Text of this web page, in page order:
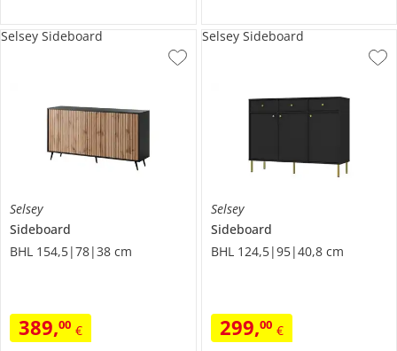
Selsey
Sideboard
BHL 154,5|78|38 cm
389,00 €
Selsey Sideboard
Selsey
Sideboard
BHL 124,5|95|40,8 cm
299,00 €
Selsey Sideboard